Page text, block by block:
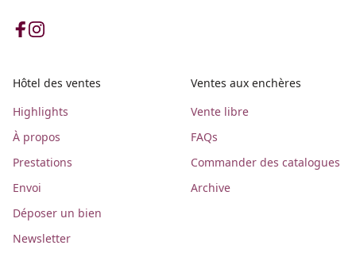
Hôtel des ventes
Highlights
À propos
Prestations
Envoi
Déposer un bien
Newsletter
Ventes aux enchères
Vente libre
FAQs
Commander des catalogues
Archive